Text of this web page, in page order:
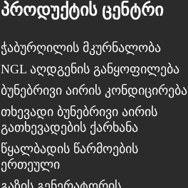
ᲞᲠᲝᲓᲣᲥᲢᲘᲡ ᲪᲔᲜᲢᲠᲘ
ჭაბურღილის მკურნალობა
NGL აღდგენის განყოფილება
ბუნებრივი აირის კონდიცირება
თხევადი ბუნებრივი აირის
გათხევადების ქარხანა
წყალბადის წარმოების
ერთეული